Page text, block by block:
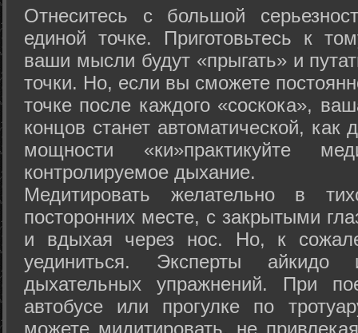
Отнеситесь с большой
единой точке. Приготовьтесь к
ваши мысли будут «прыгать» и
точки. Но, если вы сможете
точке после каждого «соскока»,
концов станет автоматической,
мощности «ки»практикуйте
контролируемое дыхание.
Медитировать желательно в
посторонних месте, с закрытыми
и вдыхая через нос. Но, к
уединиться. Эксперты айкидо
дыхательных упражнений. При
автобусе или прогулке по
можете мидитировать, не